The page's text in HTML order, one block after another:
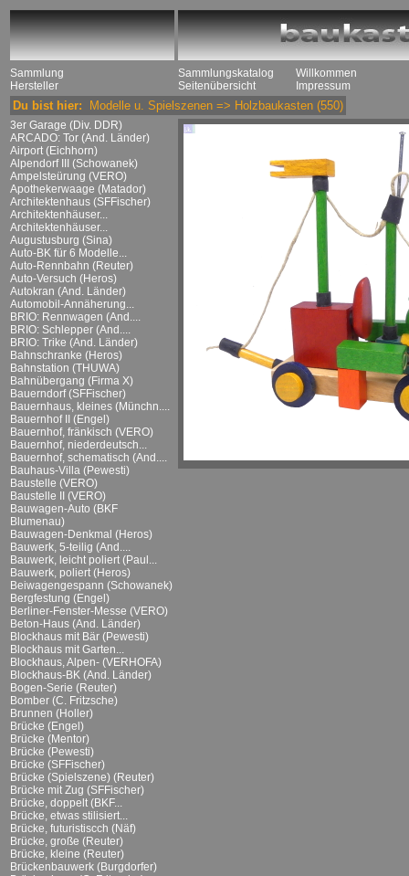
Sammlung
Hersteller
Sammlungskatalog
Seitenübersicht
Willkommen
Impressum
Du bist hier: Modelle u. Spielszenen => Holzbaukasten (550)
3er Garage (Div. DDR)
ARCADO: Tor (And. Länder)
Airport (Eichhorn)
Alpendorf III (Schowanek)
Ampelsteürung (VERO)
Apothekerwaage (Matador)
Architektenhaus (SFFischer)
Architektenhäuser...
Architektenhäuser...
Augustusburg (Sina)
Auto-BK für 6 Modelle...
Auto-Rennbahn (Reuter)
Auto-Versuch (Heros)
Autokran (And. Länder)
Automobil-Annäherung...
BRIO: Rennwagen (And....
BRIO: Schlepper (And....
BRIO: Trike (And. Länder)
Bahnschranke (Heros)
Bahnstation (THUWA)
Bahnübergang (Firma X)
Bauerndorf (SFFischer)
Bauernhaus, kleines (Münchn....
Bauernhof II (Engel)
Bauernhof, fränkisch (VERO)
Bauernhof, niederdeutsch...
Bauernhof, schematisch (And....
Bauhaus-Villa (Pewesti)
Baustelle (VERO)
Baustelle II (VERO)
Bauwagen-Auto (BKF
Blumenau)
Bauwagen-Denkmal (Heros)
Bauwerk, 5-teilig (And....
Bauwerk, leicht poliert (Paul...
Bauwerk, poliert (Heros)
Beiwagengespann (Schowanek)
Bergfestung (Engel)
Berliner-Fenster-Messe (VERO)
Beton-Haus (And. Länder)
Blockhaus mit Bär (Pewesti)
Blockhaus mit Garten...
Blockhaus, Alpen- (VERHOFA)
Blockhaus-BK (And. Länder)
Bogen-Serie (Reuter)
Bomber (C. Fritzsche)
Brunnen (Holler)
Brücke (Engel)
Brücke (Mentor)
Brücke (Pewesti)
Brücke (SFFischer)
Brücke (Spielszene) (Reuter)
Brücke mit Zug (SFFischer)
Brücke, doppelt (BKF...
Brücke, etwas stilisiert...
Brücke, futuristiscch (Näf)
Brücke, große (Reuter)
Brücke, kleine (Reuter)
Brückenbauwerk (Burgdorfer)